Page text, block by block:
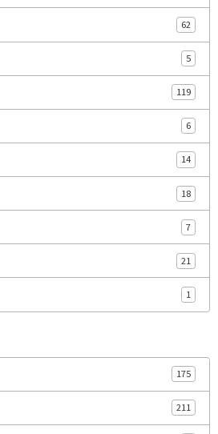
62
5
119
6
14
18
7
21
1
175
211